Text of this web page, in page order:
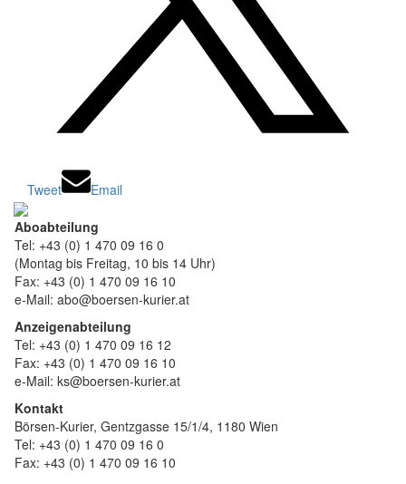
Tweet Email
Aboabteilung
Tel: +43 (0) 1 470 09 16 0
(Montag bis Freitag, 10 bis 14 Uhr)
Fax: +43 (0) 1 470 09 16 10
e-Mail: abo@boersen-kurier.at
Anzeigenabteilung
Tel: +43 (0) 1 470 09 16 12
Fax: +43 (0) 1 470 09 16 10
e-Mail: ks@boersen-kurier.at
Kontakt
Börsen-Kurier, Gentzgasse 15/1/4, 1180 Wien
Tel: +43 (0) 1 470 09 16 0
Fax: +43 (0) 1 470 09 16 10